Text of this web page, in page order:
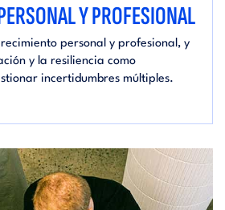
Y PROFESIONAL
personal y profesional, y
y la resiliencia como
incertidumbres múltiples.